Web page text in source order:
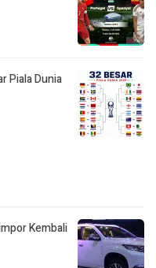
Piala Dunia
Kembali